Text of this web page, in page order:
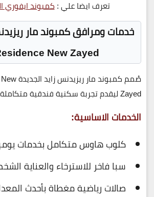
تعرف ايضا علي :كمبوند ايفوري
خدمات ومرافق كمبوند مار
New Zayed
صُممكمبوند مار ريزيدنس زايد الجديدة
Zayedليقدم تجربة سكنية فندقية
الخدمات الاساسية:
كلوب هاوس متكامل بخدمات
سبا فاخر للاسترخاء والعناية
صالات رياضية مغطاة بأحدث